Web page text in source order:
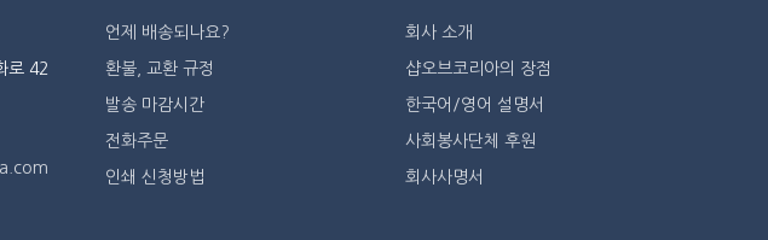
로 42
언제 배송되나요?
환불, 교환 규정
발송 마감시간
전화주문
인쇄 신청방법
회사 소개
샵오브코리아의 장점
한국어/영어 설명서
사회봉사단체 후원
회사사명서